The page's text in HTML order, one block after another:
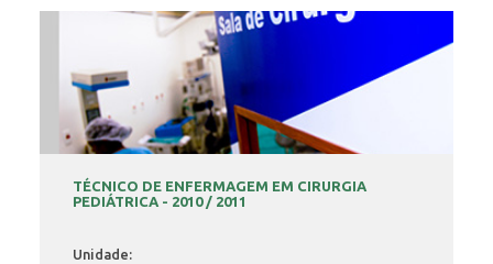
TÉCNICO DE ENFERMAGEM EM CIRURGIA
PEDIÁTRICA - 2010 / 2011
Unidade: